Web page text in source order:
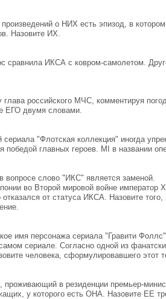
о НИХ есть эпизод, в
Назовите ИХ.
сравнила ИКСА с ковром-самолетом.
глава российского МЧС, комментируя
ЕГО двумя словами.
сериала "Флотская коллекция" иногда
победой главных героев. MI в названии
вопросе слово "ИКС" является заменой.
во Второй мировой войне император
от статуса ИКСА. Назовите
имя персонажа сериала "Гравити
сериале. Согласно одной из
человека, сформулировавшего этот
проживающий в резиденции премьер-
у которого есть ОНА. Назовите ЕЕ